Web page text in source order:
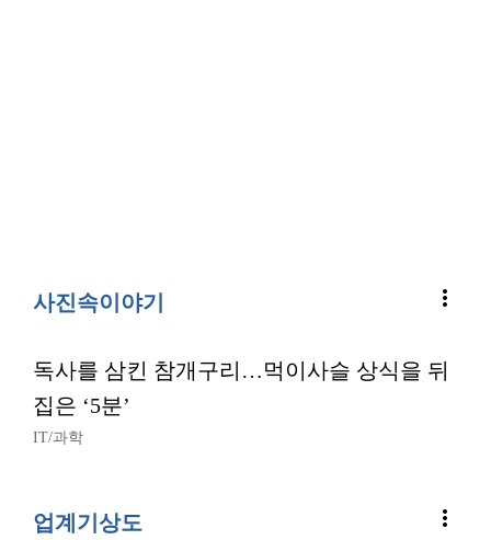
사진속이야기 more_vert
독사를 삼킨 참개구리…먹이사슬 상식을 뒤
집은 ‘5분’
IT/과학
업계기상도 more_vert